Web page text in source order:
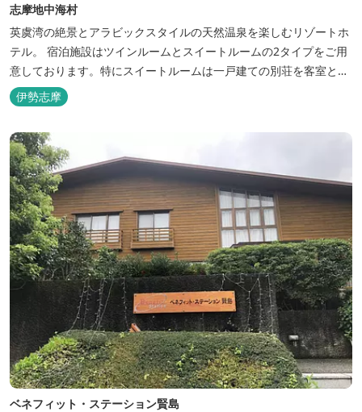
志摩地中海村
英虞湾の絶景とアラビックスタイルの天然温泉を楽しむリゾートホ
テル。 宿泊施設はツインルームとスイートルームの2タイプをご用
意しております。特にスイートルームは一戸建ての別荘を客室とし
てリニューアル♪120平米の驚きの広さとこだわりの調度品が自慢
です！ スペイン１ツ星レストランと提携したレストランでのお食事
房にてモザイクタイル...
伊勢志摩
ベネフィット・ステーション賢島